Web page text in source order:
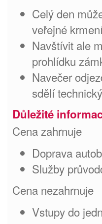
Celý den
veřejné
Navštívit ale
prohlídku
Navečer
sdělí
Důležité
Cena zahrnuje
Doprava
Služby
Cena nezahrnuje
Vstupy do